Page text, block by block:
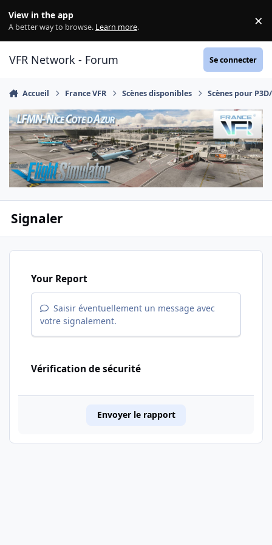
View in the app
A better way to browse. Learn more. ×
VFR Network - Forum Se connecter
Accueil France VFR Scènes disponibles Scènes pour
Signaler
Your Report
Saisir éventuellement un message avec
votre signalement.
Vérification de sécurité
Envoyer le rapport